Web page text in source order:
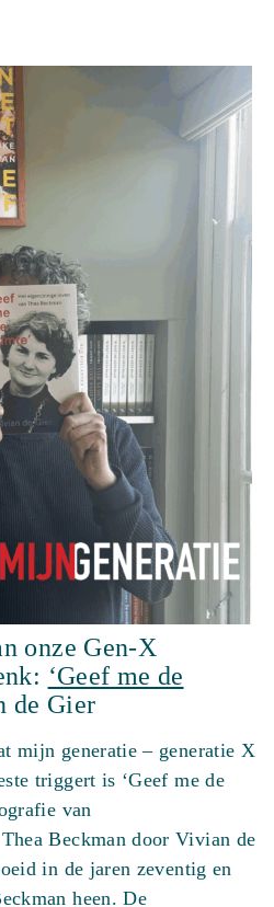
onze Gen-X
‘Geef me de
de Gier
mijn generatie – generatie X
triggert is ‘Geef me de
van
Beckman door Vivian de
in de jaren zeventig en
heen. De